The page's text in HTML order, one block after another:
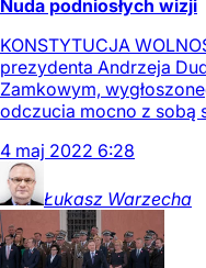
Nuda podniosłych wizji
KONSTYTUCJA
prezydenta Andrzeja
Zamkowym,
odczucia mocno z sobą
4 maj 2022 6:28
Łukasz Warzecha